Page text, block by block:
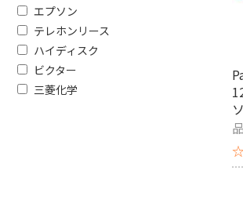
エプソン
テレホンリース
ハイディスク
ビクター
三菱化学
種類で絞り
マルチラベル